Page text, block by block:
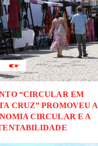
“CIRCULAR EM
CRUZ” PROMOVEU A
CIRCULAR E A